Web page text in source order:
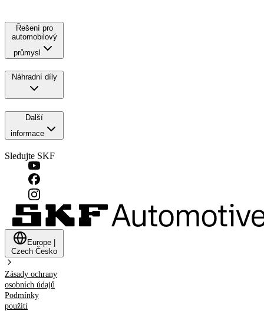
Řešení pro
automobilový
průmysl
Náhradní díly
Další
informace
Sledujte SKF
Europe
Czech Česko
Zásady ochrany
osobních údajů
Podmínky
použití